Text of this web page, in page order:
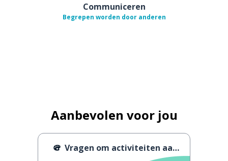
Communiceren
Begrepen worden door anderen
Aanbevolen voor jou
Vragen om activiteiten aan te bevelen